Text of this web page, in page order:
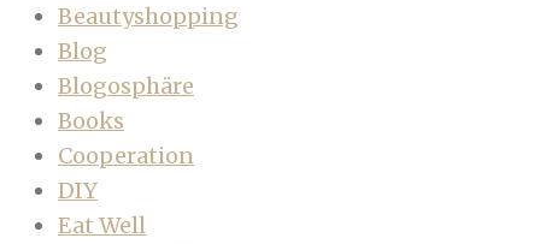
Beautyshopping
Blog
Blogosphäre
Books
Cooperation
DIY
Eat Well